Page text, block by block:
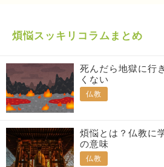
煩悩スッキリコラムまとめ
死んだら地獄に行
くない
仏教
煩悩とは？仏教に
の意味
仏教